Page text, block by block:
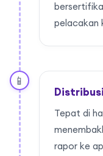
pelacakan
📱
Tepat di
rapor ke